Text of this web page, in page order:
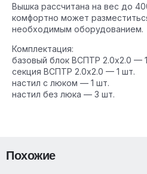
Вышка рассчитана на вес до
комфортно может
необходимым оборудованием.
Комплектация:
базовый блок ВСПТР 2.0х2.0 —
секция ВСПТР 2.0х2.0 — 1 шт.
настил с люком — 1 шт.
настил без люка — 3 шт.
Похожие